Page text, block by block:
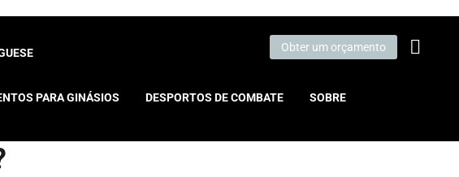
Obter um orçamento
PARA GINÁSIOS DESPORTOS DE COMBATE
SOBRE